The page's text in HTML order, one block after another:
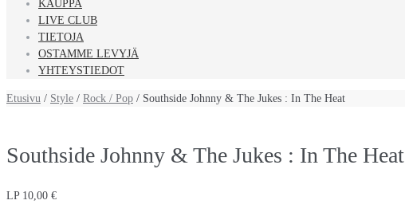
KAUPPA
LIVE CLUB
TIETOJA
OSTAMME LEVYJÄ
YHTEYSTIEDOT
Etusivu / Style / Rock / Pop / Southside Johnny & The Jukes : In The Heat
Southside Johnny & The Jukes : In The Heat
LP 10,00 €